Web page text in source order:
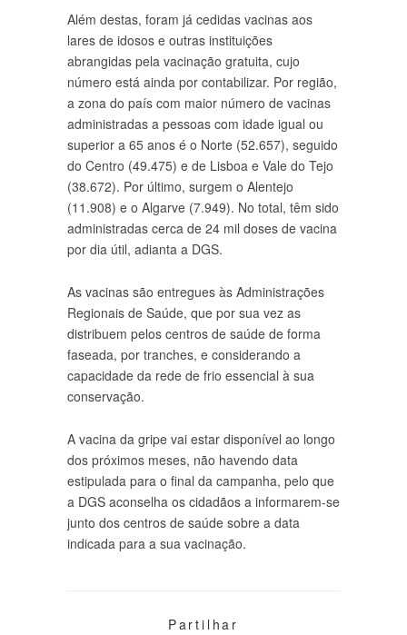
Além destas, foram já cedidas vacinas aos
lares de idosos e outras instituições
abrangidas pela vacinação gratuita, cujo
número está ainda por contabilizar. Por região,
a zona do país com maior número de vacinas
administradas a pessoas com idade igual ou
superior a 65 anos é o Norte (52.657), seguido
do Centro (49.475) e de Lisboa e Vale do Tejo
(38.672). Por último, surgem o Alentejo
(11.908) e o Algarve (7.949). No total, têm sido
administradas cerca de 24 mil doses de vacina
por dia útil, adianta a DGS.
As vacinas são entregues às Administrações
Regionais de Saúde, que por sua vez as
distribuem pelos centros de saúde de forma
faseada, por tranches, e considerando a
capacidade da rede de frio essencial à sua
conservação.
A vacina da gripe vai estar disponível ao longo
dos próximos meses, não havendo data
estipulada para o final da campanha, pelo que
a DGS aconselha os cidadãos a informarem-se
junto dos centros de saúde sobre a data
indicada para a sua vacinação.
Partilhar